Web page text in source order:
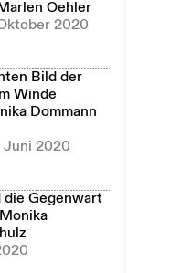
Oehler
2020
Bild der
Winde
Dommann
Juni 2020
die Gegenwart